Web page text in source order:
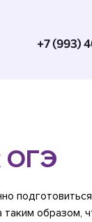
+7 (993)
ОГЭ
образом,